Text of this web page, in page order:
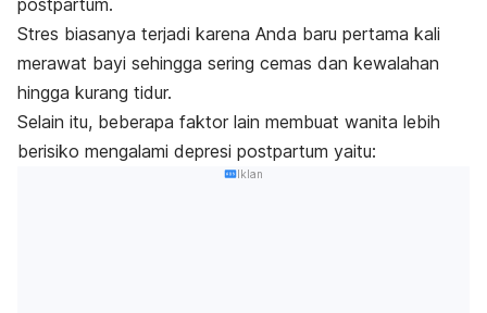
postpartum.
Stres biasanya terjadi karena Anda baru pertama kali
merawat bayi sehingga sering cemas dan kewalahan
hingga kurang tidur.
Selain itu, beberapa faktor lain membuat wanita lebih
berisiko mengalami depresi postpartum yaitu:
Iklan